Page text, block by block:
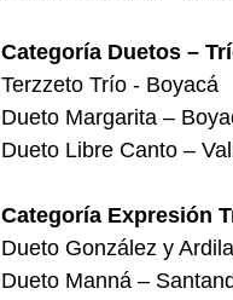
Categoría Duetos –
Terzzeto Trío - Boyacá
Dueto Margarita –
Dueto Libre Canto –
Categoría Expresión
Dueto González y
Dueto Manná –